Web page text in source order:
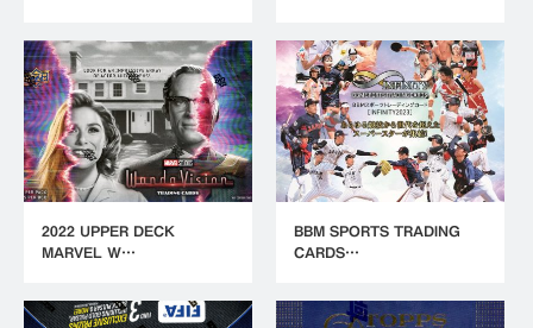
2022 UPPER DECK
MARVEL W…
BBM SPORTS TRADING
CARDS…